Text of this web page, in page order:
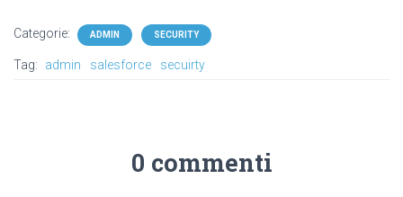
Categorie: ADMIN SECURITY
Tag: admin salesforce secuirty
0 commenti